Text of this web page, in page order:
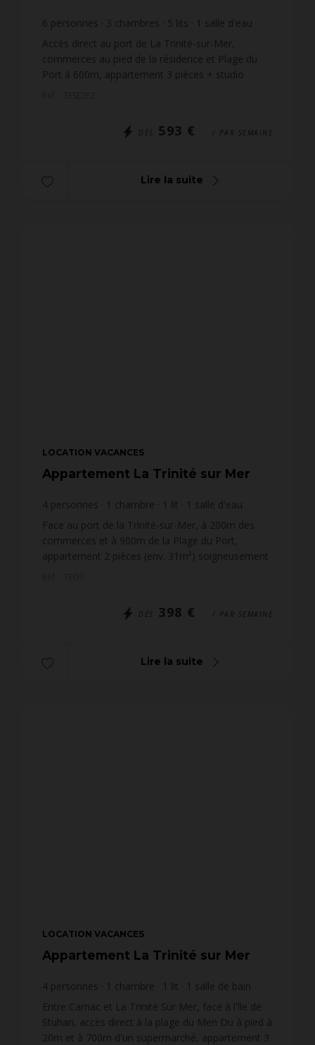
6 personnes 3 chambres 5 lits 1 salle d'eau
salle de bain
Accès direct au port de La Trinité-sur-Mer,
commerces au pied de la résidence et Plage du
Port à 600m, appartement 3 pièces + studio
DÈS 593 € / PAR SEMAINE
Lire la suite
LOCATION VACANCES
Appartement La Trinité sur Mer
4 personnes 1 chambre 1 lit 1 salle d'eau
Face au port de la Trinité-sur-Mer, à 200m des
commerces et à 900m de la Plage du Port,
appartement 2 pièces (env. 31m²) soigneusement
DÈS 398 € / PAR SEMAINE
Lire la suite
LOCATION VACANCES
Appartement La Trinité sur Mer
4 personnes 1 chambre 1 lit 1 salle de bain
wi-fi
Entre Carnac et La Trinité Sur Mer, face à l'île de
Stuhan, accès direct à la plage du Men Du à pied à
20m et à 700m d'un supermarché, appartement 3